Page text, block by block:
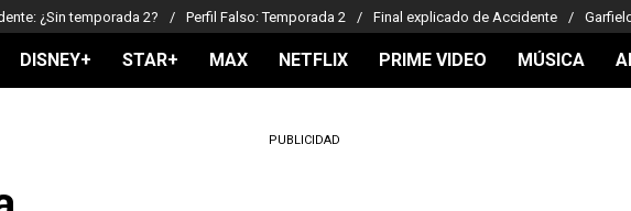
¿Sin temporada 2? Perfil Falso: Temporada 2 Final explicado de Accidente
DISNEY+ STAR+ MAX NETFLIX PRIME VIDEO MÚSICA
PUBLICIDAD